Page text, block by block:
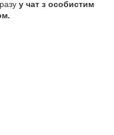
у чат з особистим